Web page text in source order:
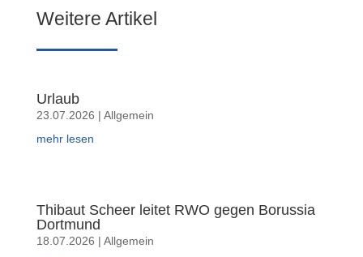
Weitere Artikel
Urlaub
23.07.2026 | Allgemein
mehr lesen
Thibaut Scheer leitet RWO gegen Borussia
Dortmund
18.07.2026 | Allgemein